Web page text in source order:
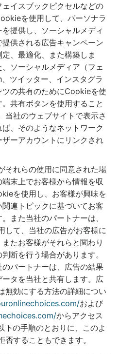
イスブックピクセルなどの
を使用して、パーソナラ
提供し、ソーシャルメディ
供される広告キャンペーン
、最適化、また構築しま
ソーシャルメディア（フェ
ツイッター、インスタグラ
ツの共有のためにCookieを使
共有ボタンを使用すること
当社のウェブサイトで表示さ
、そのようなネットワーク
ーアカウントにリンクされ
それらの使用に同意された場
末上でお客様から情報を収
を使用し、お客様が興味を
連トピックに基づいてお客
また当社のパートナーは、
して、当社の広告がお客様に
たお客様がそれらと関わり
断を行う場合があります。
パートナーは、広告の結果
タを当社と共有します。広
無効にする方法の詳細につい
および
からアクセス
下の手順のとおりに、このよ
することもできます。